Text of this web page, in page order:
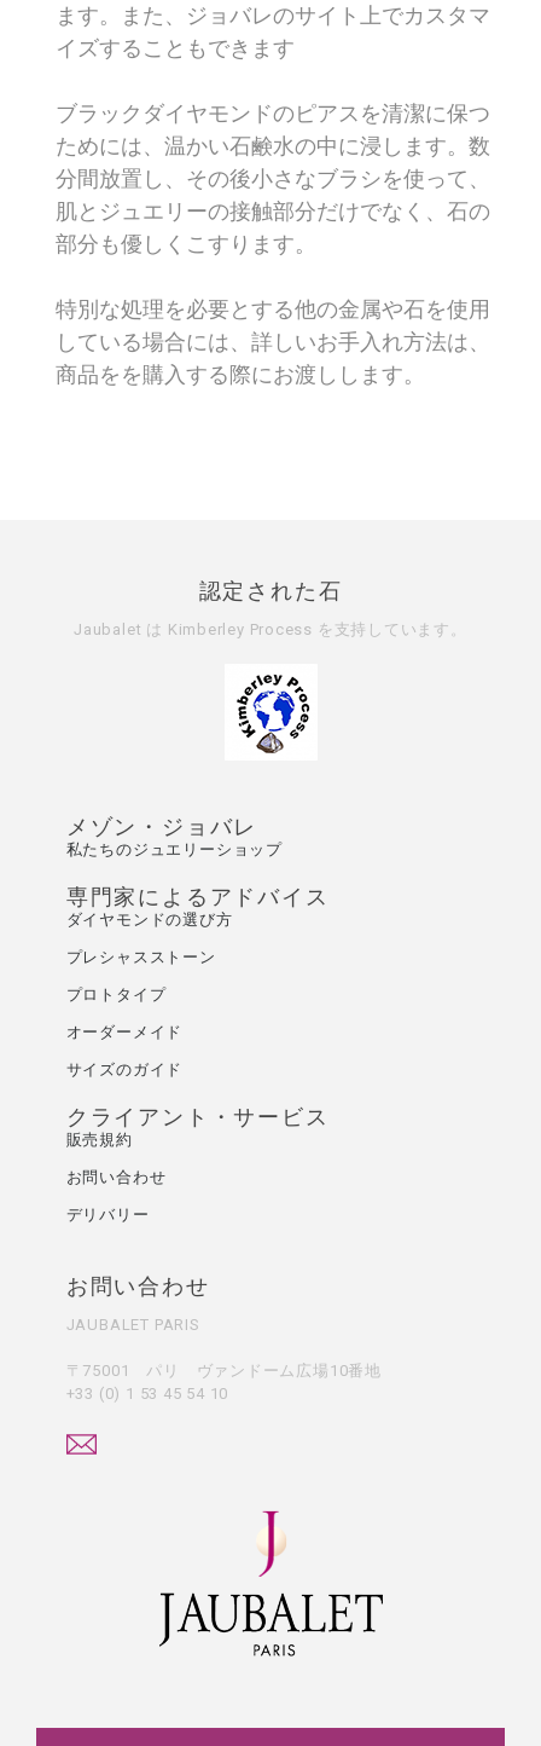
ます。また、ジョバレのサイト上でカスタマ
イズすることもできます
ブラックダイヤモンドのピアスを清潔に保つ
ためには、温かい石鹸水の中に浸します。数
分間放置し、その後小さなブラシを使って、
肌とジュエリーの接触部分だけでなく、石の
部分も優しくこすります。
特別な処理を必要とする他の金属や石を使用
している場合には、詳しいお手入れ方法は、
商品をを購入する際にお渡しします。
認定された石
Jaubalet は Kimberley Process を支持しています。
メゾン・ジョバレ
私たちのジュエリーショップ
専門家によるアドバイス
ダイヤモンドの選び方
プレシャスストーン
プロトタイプ
オーダーメイド
サイズのガイド
クライアント・サービス
販売規約
お問い合わせ
デリバリー
お問い合わせ
JAUBALET PARIS
〒75001 パリ ヴァンドーム広場10番地
+33 (0) 1 53 45 54 10